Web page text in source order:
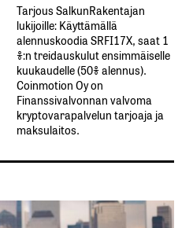
Tarjous SalkunRakentajan
lukijoille: Käyttämällä​ ​
alennuskoodia​ ​SRFI17X,​ ​saat​ ​1
%:n treidauskulut​ ​ensimmäiselle​ ​
kuukaudelle​ ​(50%​ ​alennus).
Coinmotion Oy on
Finanssivalvonnan valvoma
kryptovarapalvelun tarjoaja ja
maksulaitos.